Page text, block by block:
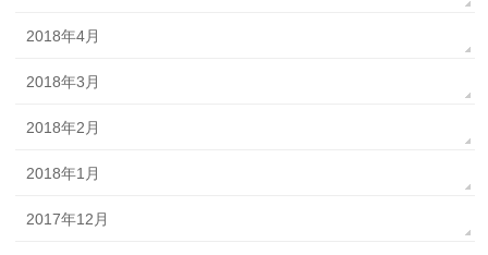
2018年4月
2018年3月
2018年2月
2018年1月
2017年12月